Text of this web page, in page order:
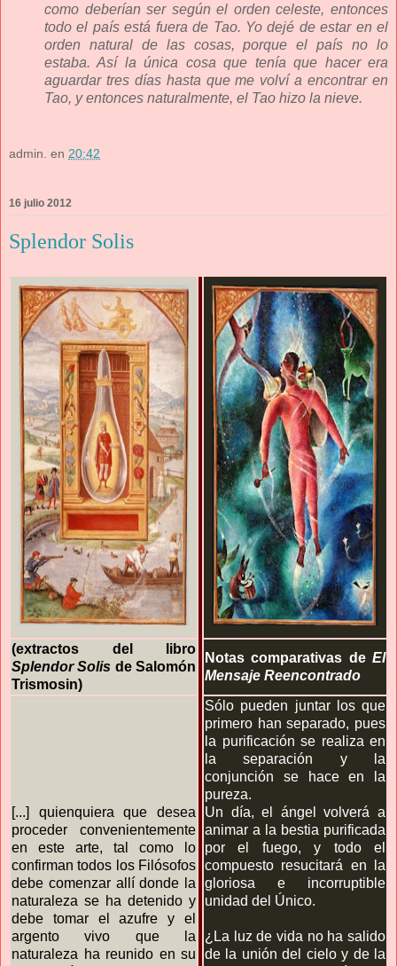
como deberían ser según el orden celeste, entonces
todo el país está fuera de Tao. Yo dejé de estar en el
orden natural de las cosas, porque el país no lo
estaba. Así la única cosa que tenía que hacer era
aguardar tres días hasta que me volví a encontrar en
Tao, y entonces naturalmente, el Tao hizo la nieve.
admin. en 20:42
16 julio 2012
Splendor Solis
(extractos del libro
Splendor Solis de Salomón
Trismosin)
Notas comparativas deEl
Mensaje Reencontrado
[...] quienquiera que desea
proceder convenientemente
en este arte, tal como lo
confirman todos los Filósofos
debe comenzar allí donde la
naturaleza se ha detenido y
debe tomar el azufre y el
argento vivo que la
naturaleza ha reunido en su
Sólo pueden juntar los que
primero han separado, pues
la purificación se realiza en
la separación y la
conjunción se hace en la
pureza.
Un día, el ángel volverá a
animar a la bestia purificada
por el fuego, y todo el
compuesto resucitará en la
gloriosa e incorruptible
unidad del Único.
¿La luz de vida no ha salido
de la unión del cielo y de la